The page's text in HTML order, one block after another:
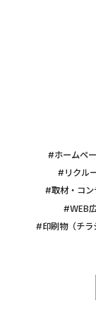
ホームペ
リクル
取材・コ
WEB
印刷物（チラ